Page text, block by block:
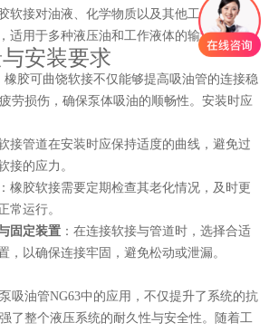
软接对油液、化学物质以及其他工业液体有
适用于多种液压油和工作液体的输送。
安装要求
橡胶可曲饶软接不仅能够提高吸油管的连接稳
劳损伤，确保泵体吸油的顺畅性。安装时应
软接管道在安装时应保持适度的曲线，避免过
接的应力。
：橡胶软接需要定期检查其老化情况，及时更
常运行。
固定装置 ：在连接软接与管道时，选择合适
，以确保连接牢固，避免松动或泄漏。
吸油管NG63中的应用，不仅提升了系统的抗
了整个液压系统的耐久性与安全性。随着工